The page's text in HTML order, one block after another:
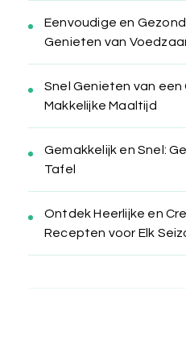
Eenvoudige en
Genieten van
Snel Genieten van een
Makkelijke Maaltijd
Gemakkelijk en Snel:
Tafel
Ontdek Heerlijke en
Recepten voor Elk